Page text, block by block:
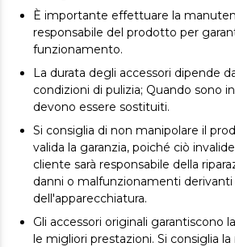
È importante effettuare la
responsabile del prodotto per
funzionamento.
La durata degli accessori dipende
condizioni di pulizia; Quando sono
devono essere sostituiti.
Si consiglia di non manipolare il
valida la garanzia, poiché ciò
cliente sarà responsabile della
danni o malfunzionamenti
dell'apparecchiatura.
Gli accessori originali garantiscono
le migliori prestazioni. Si consiglia